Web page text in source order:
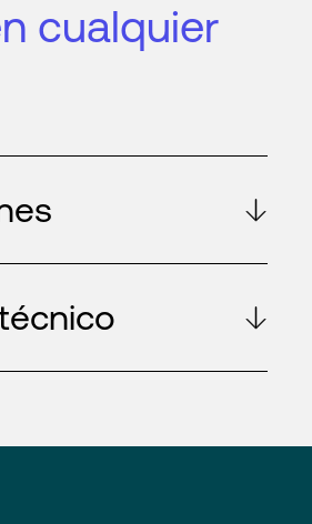
cualquier